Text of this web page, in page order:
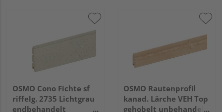
OSMO Cono Fichte sf
riffelg. 2735 Lichtgrau
endbehandelt
OSMO Rautenprofil
kanad. Lärche VEH Top
gehobelt unbehandelt